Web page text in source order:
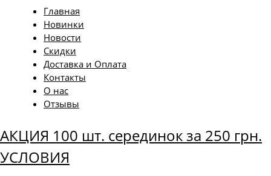
Главная
Новинки
Новости
Скидки
Доставка и Оплата
Контакты
О нас
Отзывы
АКЦИЯ 100 шт. серединок за 250 грн.
УСЛОВИЯ